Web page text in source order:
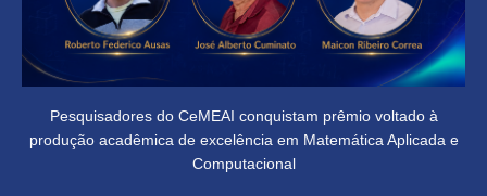
Pesquisadores do CeMEAI conquistam prêmio voltado à
produção acadêmica de excelência em Matemática Aplicada e
Computacional